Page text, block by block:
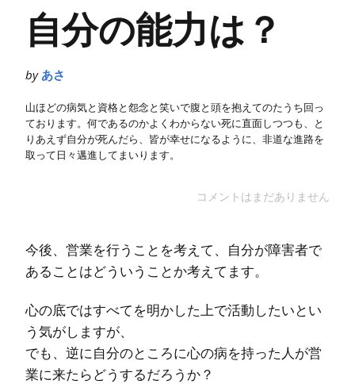
自分の能力は？
by あさ
山ほどの病気と資格と怨念と笑いで腹と頭を抱えてのたうち回っ
ております。何であるのかよくわからない死に直面しつつも、と
りあえず自分が死んだら、皆が幸せになるように、非道な進路を
取って日々邁進してまいります。
コメントはまだありません
今後、営業を行うことを考えて、自分が障害者で
あることはどういうことか考えてます。
心の底ではすべてを明かした上で活動したいとい
う気がしますが、
でも、逆に自分のところに心の病を持った人が営
業に来たらどうするだろうか？